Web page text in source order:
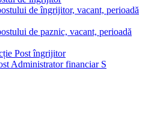
de îngrijitor, vacant, perioadă
de paznic, vacant, perioadă
Post îngrijitor
Administrator financiar S